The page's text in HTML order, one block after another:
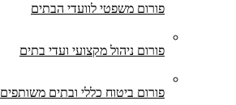
פורום משפטי לוועדי הבתים
פורום ניהול מקצועי ועדי בתים
פורום ביטוח כללי ובתים משותפים